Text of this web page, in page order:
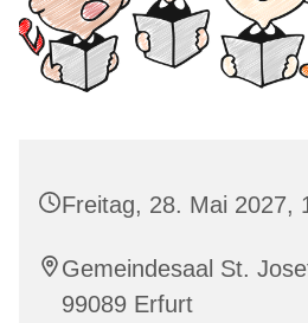
Freitag, 28. Mai 2027,
Gemeindesaal St.
99089 Erfurt